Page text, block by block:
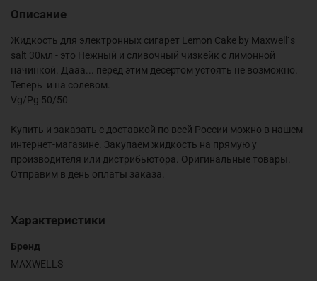
Описание
Жидкость для электронных сигарет Lemon Cake by Maxwell`s
salt 30мл - это Нежный и сливочный чизкейк с лимонной
начинкой. Дааа... перед этим десертом устоять не возможно.
Теперь и на солевом.
Vg/Pg 50/50
Купить и заказать с доставкой по всей России можно в нашем
интернет-магазине. Закупаем жидкость на прямую у
производителя или дистрибьютора. Оригинальные товары.
Отправим в день оплаты заказа.
Характеристики
Бренд
MAXWELLS